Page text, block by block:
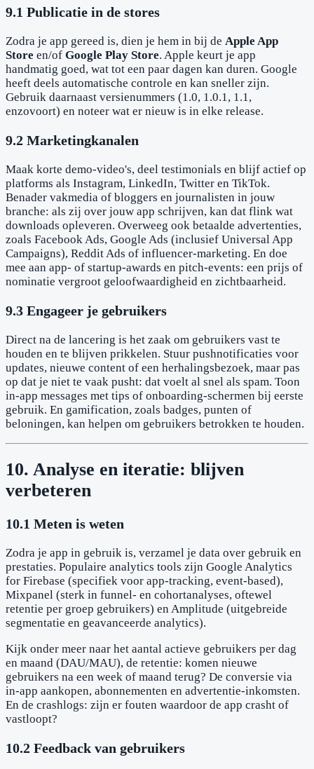
9.1 Publicatie in de stores
Zodra je app gereed is, dien je hem in bij de Apple App
Store en/of Google Play Store. Apple keurt je app
handmatig goed, wat tot een paar dagen kan duren. Google
heeft deels automatische controle en kan sneller zijn.
Gebruik daarnaast versienummers (1.0, 1.0.1, 1.1,
enzovoort) en noteer wat er nieuw is in elke release.
9.2 Marketingkanalen
Maak korte demo-video's, deel testimonials en blijf actief op
platforms als Instagram, LinkedIn, Twitter en TikTok.
Benader vakmedia of bloggers en journalisten in jouw
branche: als zij over jouw app schrijven, kan dat flink wat
downloads opleveren. Overweeg ook betaalde advertenties,
zoals Facebook Ads, Google Ads (inclusief Universal App
Campaigns), Reddit Ads of influencer-marketing. En doe
mee aan app- of startup-awards en pitch-events: een prijs of
nominatie vergroot geloofwaardigheid en zichtbaarheid.
9.3 Engageer je gebruikers
Direct na de lancering is het zaak om gebruikers vast te
houden en te blijven prikkelen. Stuur pushnotificaties voor
updates, nieuwe content of een herhalingsbezoek, maar pas
op dat je niet te vaak pusht: dat voelt al snel als spam. Toon
in-app messages met tips of onboarding-schermen bij eerste
gebruik. En gamification, zoals badges, punten of
beloningen, kan helpen om gebruikers betrokken te houden.
10. Analyse en iteratie: blijven
verbeteren
10.1 Meten is weten
Zodra je app in gebruik is, verzamel je data over gebruik en
prestaties. Populaire analytics tools zijn Google Analytics
for Firebase (specifiek voor app-tracking, event-based),
Mixpanel (sterk in funnel- en cohortanalyses, oftewel
retentie per groep gebruikers) en Amplitude (uitgebreide
segmentatie en geavanceerde analytics).
Kijk onder meer naar het aantal actieve gebruikers per dag
en maand (DAU/MAU), de retentie: komen nieuwe
gebruikers na een week of maand terug? De conversie via
in-app aankopen, abonnementen en advertentie-inkomsten.
En de crashlogs: zijn er fouten waardoor de app crasht of
vastloopt?
10.2 Feedback van gebruikers